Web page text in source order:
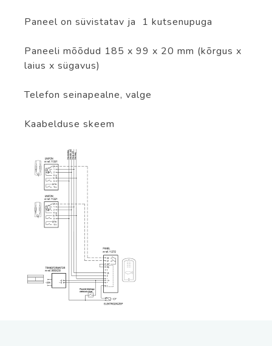
Paneel on süvistatav ja 1 kutsenupuga
Paneeli mõõdud 185 x 99 x 20 mm (kõrgus x
laius x sügavus)
Telefon seinapealne, valge
Kaabelduse skeem